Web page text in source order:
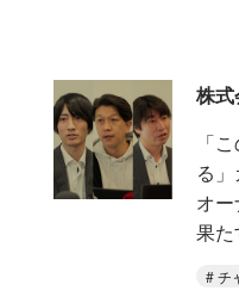
株
「
る
オ
果た
チ